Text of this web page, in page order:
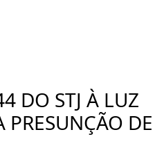
DO STJ À LUZ
DE